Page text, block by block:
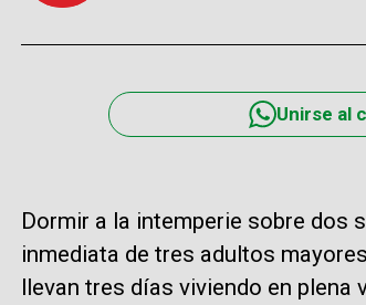
Unirse al
Dormir a la intemperie sobre dos
inmediata de tres adultos
llevan tres días viviendo en